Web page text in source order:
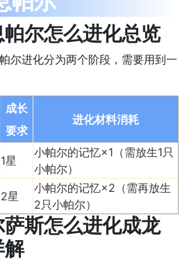
尔怎么进化总览
尔进化分为两个阶段，需要用到一
成长
要求
进化材料消耗
1星
小帕尔的记忆×1（需放生1只
小帕尔）
2星
小帕尔的记忆×2（需再放生
2只小帕尔）
斯怎么进化成龙
解